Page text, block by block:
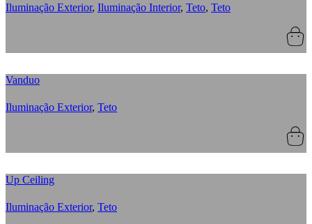
Iluminação Exterior, Iluminação Interior, Teto, Teto
Vanduo
Iluminação Exterior, Teto
Up Ceiling
Iluminação Exterior, Teto